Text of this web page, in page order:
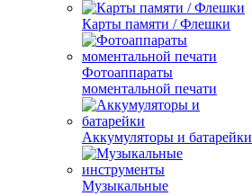
Карты памяти / Флешки
Фотоаппараты
моментальной печати
Аккумуляторы и батарейки
Музыкальные